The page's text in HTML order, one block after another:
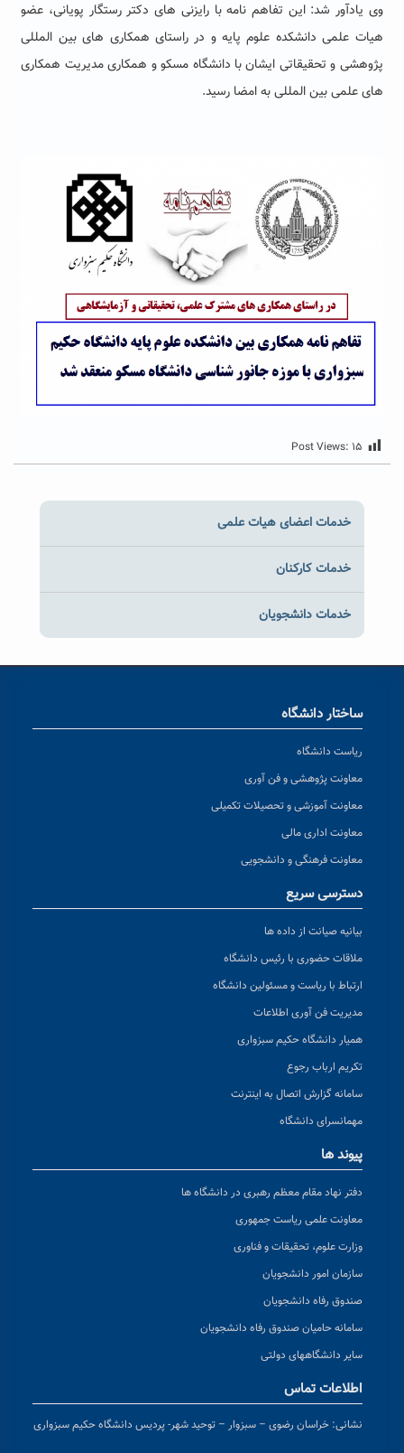
وی یادآور شد: این تفاهم نامه با رایزنی های دکتر رستگار پویانی، عضو
هیات علمی دانشکده علوم پایه و در راستای همکاری های بین المللی
پژوهشی و تحقیقاتی ایشان با دانشگاه مسکو و همکاری مدیریت همکاری
های علمی بین المللی به امضا رسید.
Post Views: ۱۵
خدمات اعضای هیات علمی
خدمات کارکنان
خدمات دانشجویان
ساختار دانشگاه
ریاست دانشگاه
معاونت پژوهشی و فن آوری
معاونت آموزشی و تحصیلات تکمیلی
معاونت اداری مالی
معاونت فرهنگی و دانشجویی
دسترسی سریع
بیانیه صیانت از داده ها
ملاقات حضوری با رئیس دانشگاه
ارتباط با ریاست و مسئولین دانشگاه
مدیریت فن آوری اطلاعات
همیار دانشگاه حکیم سبزواری
تکریم ارباب رجوع
سامانه گزارش اتصال به اینترنت
مهمانسرای دانشگاه
پیوند ها
دفتر نهاد مقام معظم رهبری در دانشگاه ها
معاونت علمی ریاست جمهوری
وزارت علوم، تحقیقات و فناوری
سازمان امور دانشجویان
صندوق رفاه دانشجویان
سامانه حامیان صندوق رفاه دانشجویان
سایر دانشگاههای دولتی
اطلاعات تماس
نشانی: خراسان رضوی – سبزوار – توحید شهر- پردیس دانشگاه حکیم سبزواری